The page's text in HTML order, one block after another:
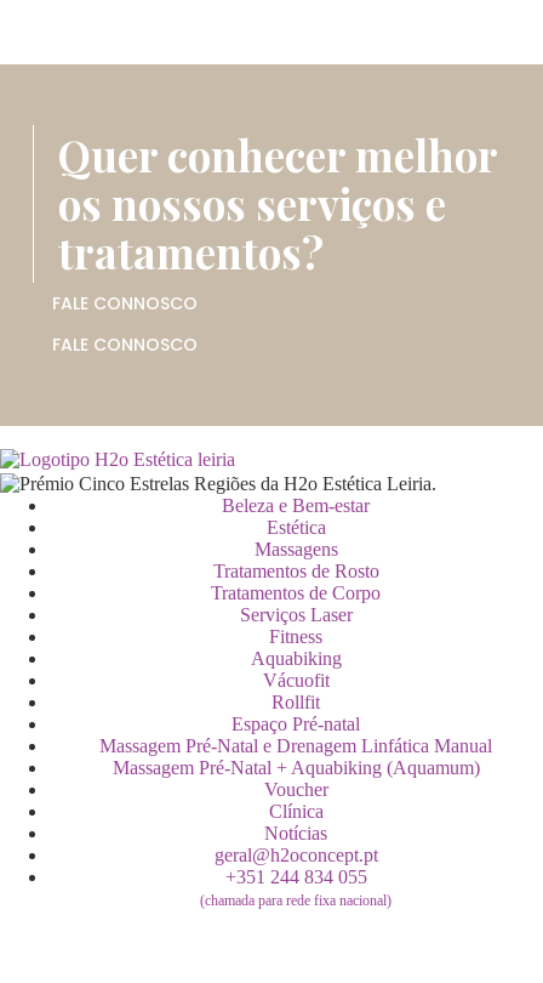
Quer conhecer melhor
os nossos serviços e
tratamentos?
FALE CONNOSCO
FALE CONNOSCO
Beleza e Bem-estar
Estética
Massagens
Tratamentos de Rosto
Tratamentos de Corpo
Serviços Laser
Fitness
Aquabiking
Vácuofit
Rollfit
Espaço Pré-natal
Massagem Pré-Natal e Drenagem Linfática Manual
Massagem Pré-Natal + Aquabiking (Aquamum)
Voucher
Clínica
Notícias
geral@h2oconcept.pt
+351 244 834 055
(chamada para rede fixa nacional)